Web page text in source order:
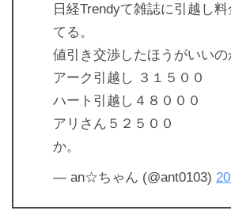
日経Trendyて雑誌に引越し
てる。
値引き交渉したほうがいいの
アーク引越し ３１５００
ハート引越し４８０００
アリさん５２５００
か。
— an☆ちゃん (@ant0103)